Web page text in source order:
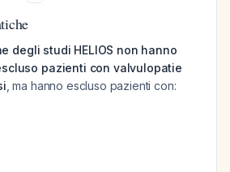
degli studi HELIOS non hanno
pazienti con valvulopatie
, ma hanno escluso pazienti con: